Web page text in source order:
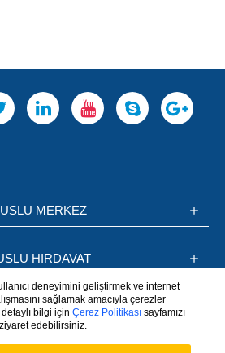
USLU MERKEZ
HIRDAVAT
BİLGİLER
deneyimini geliştirmek ve internet
sağlamak amacıyla çerezler
bilgi için Çerez Politikasısayfamızı
ziyaret edebilirsiniz.